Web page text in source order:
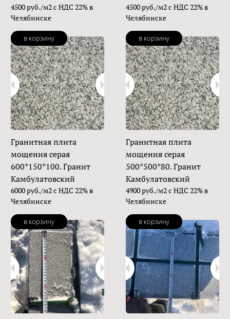
4500 руб./м2 с НДС 22% в
Челябинске
в корзину
4500 руб./м2 с НДС 22% в
Челябинске
в корзину
Гранитная плита
мощения серая
600*150*100. Гранит
Камбулатовский
6000 руб./м2 с НДС 22% в
Челябинске
в корзину
Гранитная плита
мощения серая
500*500*80. Гранит
Камбулатовский
4900 руб./м2 с НДС 22% в
Челябинске
в корзину